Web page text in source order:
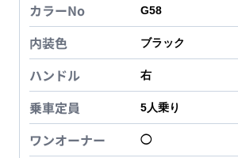
カラーNo G58
内装色 ブラック
ハンドル 右
乗車定員 5人乗り
ワンオーナー ◯